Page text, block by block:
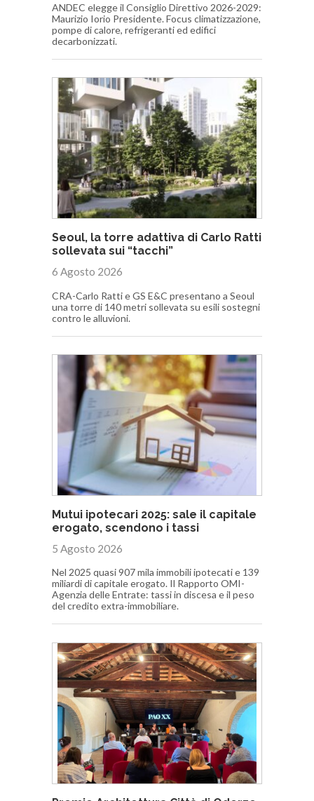
ANDEC elegge il Consiglio Direttivo 2026-2029:
Maurizio Iorio Presidente. Focus climatizzazione,
pompe di calore, refrigeranti ed edifici
decarbonizzati.
Seoul, la torre adattiva di Carlo Ratti
sollevata sui “tacchi”
6 Agosto 2026
CRA-Carlo Ratti e GS E&C presentano a Seoul
una torre di 140 metri sollevata su esili sostegni
contro le alluvioni.
Mutui ipotecari 2025: sale il capitale
erogato, scendono i tassi
5 Agosto 2026
Nel 2025 quasi 907 mila immobili ipotecati e 139
miliardi di capitale erogato. Il Rapporto OMI-
Agenzia delle Entrate: tassi in discesa e il peso
del credito extra-immobiliare.